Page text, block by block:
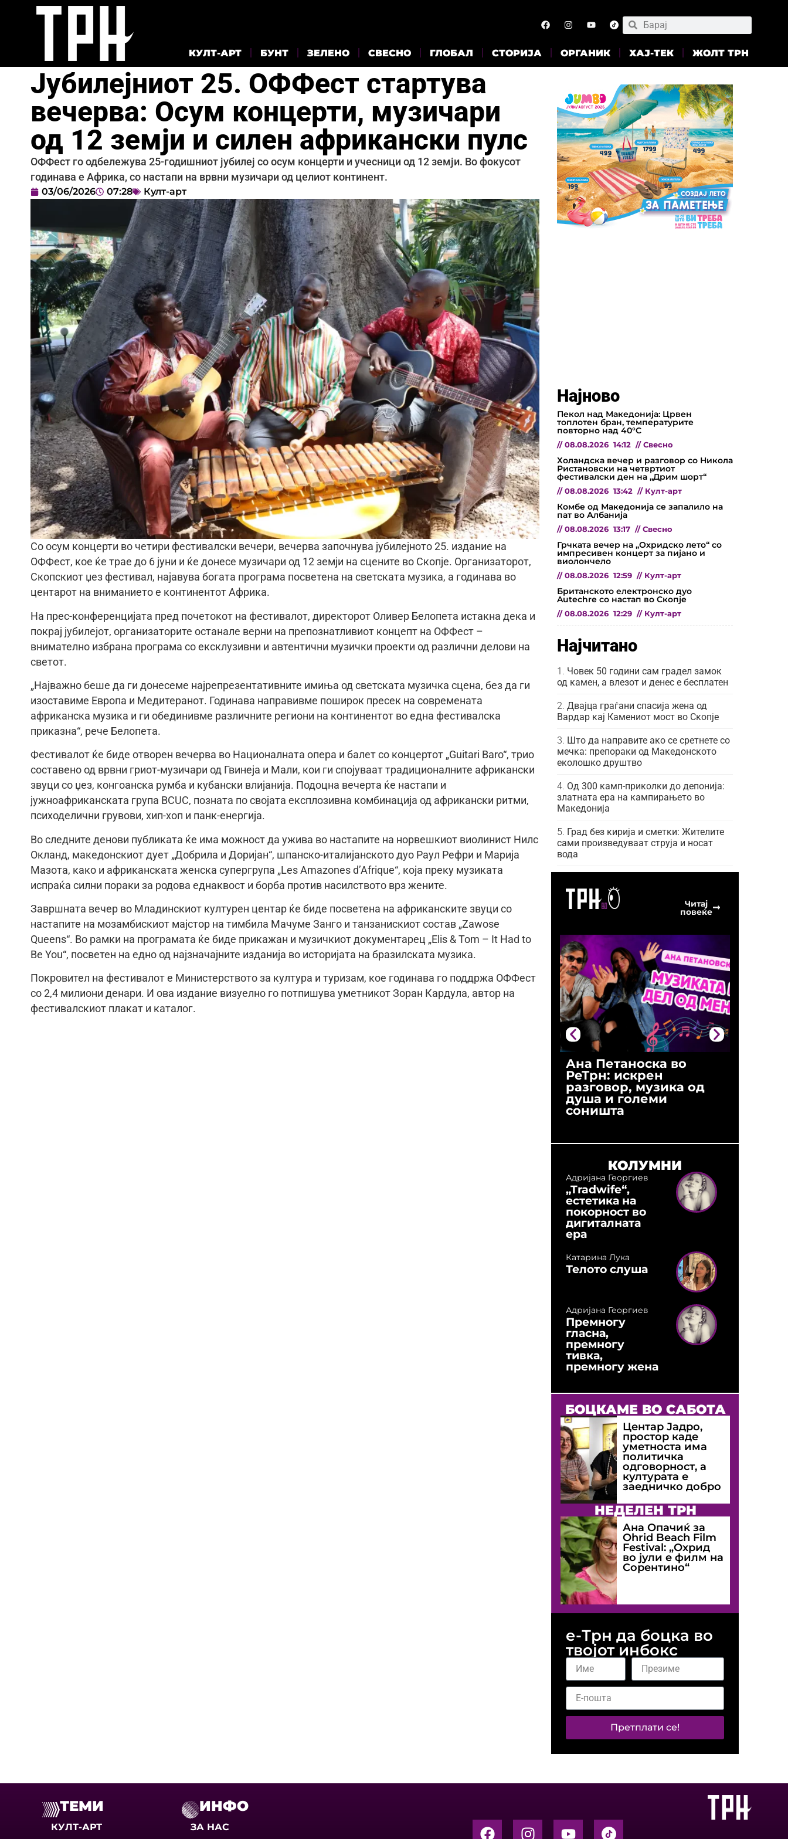
КУЛТ-АРТ БУНТ ЗЕЛЕНО СВЕСНО ГЛОБАЛ СТОРИЈА ОРГАНИК ХАЈ-ТЕК ЖОЛТ ТРН
Јубилејниот 25. ОФФест стартува
вечерва: Осум концерти, музичари
од 12 земји и силен африкански пулс
ОФФест го одбележува 25-годишниот јубилеј со осум концерти и учесници од 12 земји. Во фокусот
годинава е Африка, со настапи на врвни музичари од целиот континент.
03/06/2026 07:28 Култ-арт
Со осум концерти во четири фестивалски вечери, вечерва започнува јубилејното 25. издание на
ОФФест, кое ќе трае до 6 јуни и ќе донесе музичари од 12 земји на сцените во Скопје. Организаторот,
Скопскиот џез фестивал, најавува богата програма посветена на светската музика, а годинава во
центарот на вниманието е континентот Африка.
На прес-конференцијата пред почетокот на фестивалот, директорот Оливер Белопета истакна дека и
покрај јубилејот, организаторите останале верни на препознатливиот концепт на ОФФест –
внимателно избрана програма со ексклузивни и автентични музички проекти од различни делови на
светот.
„Најважно беше да ги донесеме најрепрезентативните имиња од светската музичка сцена, без да ги
изоставиме Европа и Медитеранот. Годинава направивме поширок пресек на современата
африканска музика и ги обединивме различните региони на континентот во една фестивалска
приказна“, рече Белопета.
Фестивалот ќе биде отворен вечерва во Националната опера и балет со концертот „Guitari Baro“, трио
составено од врвни гриот-музичари од Гвинеја и Мали, кои ги спојуваат традиционалните африкански
звуци со џез, конгоанска румба и кубански влијанија. Подоцна вечерта ќе настапи и
јужноафриканската група BCUC, позната по својата експлозивна комбинација од африкански ритми,
психоделични грувови, хип-хоп и панк-енергија.
Во следните денови публиката ќе има можност да ужива во настапите на норвешкиот виолинист Нилс
Окланд, македонскиот дует „Добрила и Доријан“, шпанско-италијанското дуо Раул Рефри и Марија
Мазота, како и африканската женска супергрупа „Les Amazones d’Afrique“, која преку музиката
испраќа силни пораки за родова еднаквост и борба против насилството врз жените.
Завршната вечер во Младинскиот културен центар ќе биде посветена на африканските звуци со
настапите на мозамбискиот мајстор на тимбила Мачуме Занго и танзанискиот состав „Zawose
Queens“. Во рамки на програмата ќе биде прикажан и музичкиот документарец „Elis & Tom – It Had to
Be You“, посветен на едно од најзначајните изданија во историјата на бразилската музика.
Покровител на фестивалот е Министерството за култура и туризам, кое годинава го поддржа ОФФест
со 2,4 милиони денари. И ова издание визуелно го потпишува уметникот Зоран Кардула, автор на
фестивалскиот плакат и каталог.
Најново
Пекол над Македонија: Црвен
топлотен бран, температурите
повторно над 40°C
// 08.08.2026 14:12 // Свесно
Холандска вечер и разговор со Никола
Ристановски на четвртиот
фестивалски ден на „Дрим шорт“
// 08.08.2026 13:42 // Култ-арт
Комбе од Македонија се запалило на
пат во Албанија
// 08.08.2026 13:17 // Свесно
Грчката вечер на „Охридско лето“ со
импресивен концерт за пијано и
виолончело
// 08.08.2026 12:59 // Култ-арт
Британското електронско дуо
Autechre со настап во Скопје
// 08.08.2026 12:29 // Култ-арт
Најчитано
Човек 50 години сам градел замок
од камен, а влезот и денес е бесплатен
Двајца граѓани спасија жена од
Вардар кај Камениот мост во Скопје
Што да направите ако се сретнете со
мечка: препораки од Македонското
еколошко друштво
Од 300 камп-приколки до депонија:
златната ера на кампирањето во
Македонија
Град без кирија и сметки: Жителите
сами произведуваат струја и носат
вода
Читај
повеќе
Ана Петаноска во
РеТрн: искрен
разговор, музика од
душа и големи
соништа
КОЛУМНИ
Адријана Георгиев
„Tradwife“,
естетика на
покорност во
дигиталната
ера
Катарина Лука
Телото слуша
Адријана Георгиев
Премногу
гласна,
премногу
тивка,
премногу жена
БОЦКАМЕ ВО САБОТА
Центар Јадро,
простор каде
уметноста има
политичка
одговорност, а
културата е
заедничко добро
НЕДЕЛЕН ТРН
Ана Опачиќ за
Оhrid Beach Film
Festival: „Охрид
во јули е филм на
Сорентино“
е-Трн да боцка во
твојот инбокс
Претплати се!
ТЕМИ
КУЛТ-АРТ
ИНФО
ЗА НАС